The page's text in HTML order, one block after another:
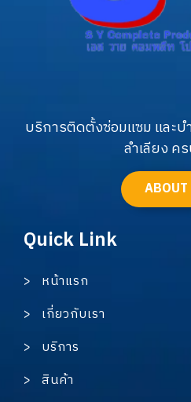
บริการติดตั้งซ่อมแซม และ
ลำเลียง ค
ABOUT
Quick Link
> หน้าแรก
> เกี่ยวกับเรา
> บริการ
> สินค้า